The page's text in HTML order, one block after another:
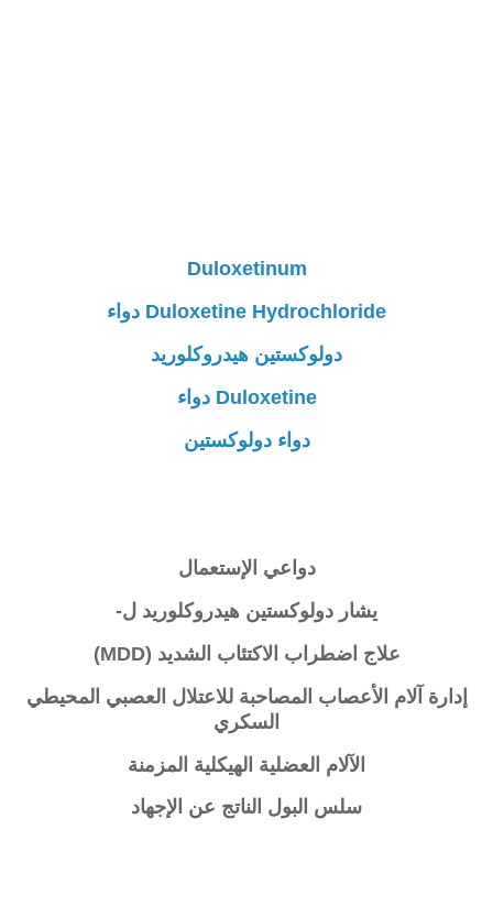
Duloxetinum
Duloxetine Hydrochloride دواء
دولوكستين هيدروكلوريد
Duloxetine دواء
دواء دولوكستين
دواعي الإستعمال
يشار دولوكستين هيدروكلوريد ل-
علاج اضطراب الاكتئاب الشديد (MDD)
إدارة آلام الأعصاب المصاحبة للاعتلال العصبي المحيطي
السكري
الآلام العضلية الهيكلية المزمنة
سلس البول الناتج عن الإجهاد